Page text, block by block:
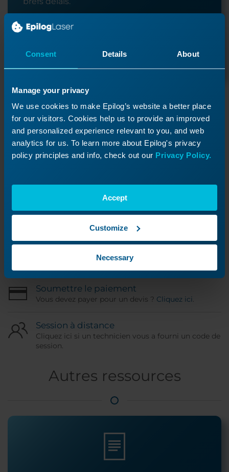
Consent Details About
Manage your privacy
We use cookies to make Epilog’s website a better place
for our visitors. Cookies help us to provide an improved
and personalized experience relevant to you, and web
analytics for us. To learn more about Epilog's privacy
policy principles and info, check out our Privacy Policy.
Accept
Customize
Necessary
Soumettre un ticket
Manuels d'utilisation
Des guides d'instructions complets contenant
toutes les informations techniques dont vous avez
besoin.
Téléchargements de logiciels et
logiciels et micrologiciels.
Statut de la commande
Utilisez votre numéro ORD pour vérifier l'état de
votre demande de service.
Soumettre le paiement
Vous devez payer pour un devis ? Cliquez ici.
Session à distance
Cliquez ici si un technicien vous a fourni un code de
session.
Autres ressources